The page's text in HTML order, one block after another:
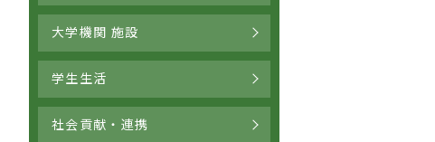
大学機関 施設
学生生活
社会貢献・連携